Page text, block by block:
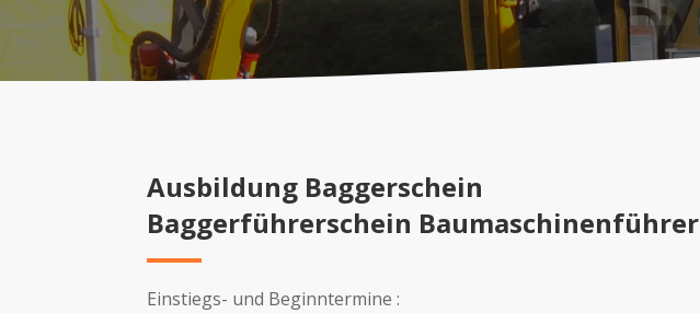
Ausbildung Baggerschein
Baggerführerschein Baumaschinenführer
Einstiegs- und Beginntermine :